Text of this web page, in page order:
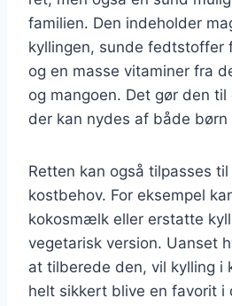
familien. Den indeholder
kyllingen, sunde fedtstoffer
og en masse vitaminer fra
og mangoen. Det gør den
der kan nydes af både børn
Retten kan også tilpasses
kostbehov. For eksempel
kokosmælk eller erstatte
vegetarisk version. Uanset
at tilberede den, vil kylling i
helt sikkert blive en favorit i